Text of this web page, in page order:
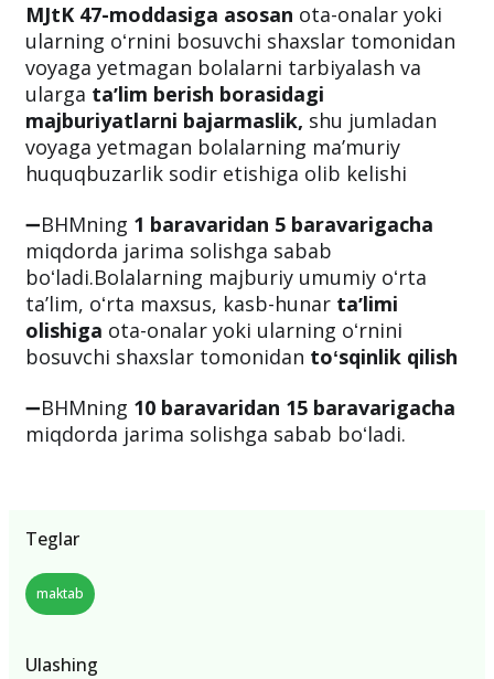
MJtK 47-moddasiga asosan ota-onalar yoki
ularning oʻrnini bosuvchi shaxslar tomonidan
voyaga yetmagan bolalarni tarbiyalash va
ularga taʼlim berish borasidagi
majburiyatlarni bajarmaslik, shu jumladan
voyaga yetmagan bolalarning maʼmuriy
huquqbuzarlik sodir etishiga olib kelishi
➖BHMning 1 baravaridan 5 baravarigacha
miqdorda jarima solishga sabab
boʻladi.Bolalarning majburiy umumiy oʻrta
taʼlim, oʻrta maxsus, kasb-hunar taʼlimi
olishiga ota-onalar yoki ularning oʻrnini
bosuvchi shaxslar tomonidan toʻsqinlik qilish
➖BHMning 10 baravaridan 15 baravarigacha
miqdorda jarima solishga sabab boʻladi.
Teglar
maktab
Ulashing